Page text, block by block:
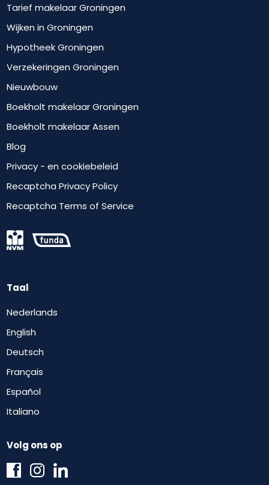
Tarief makelaar Groningen
Wijken in Groningen
Hypotheek Groningen
Verzekeringen Groningen
Nieuwbouw
Boekholt makelaar Groningen
Boekholt makelaar Assen
Blog
Privacy - en cookiebeleid
Recaptcha Privacy Policy
Recaptcha Terms of Service
Taal
Nederlands
English
Deutsch
Français
Español
Italiano
Volg ons op